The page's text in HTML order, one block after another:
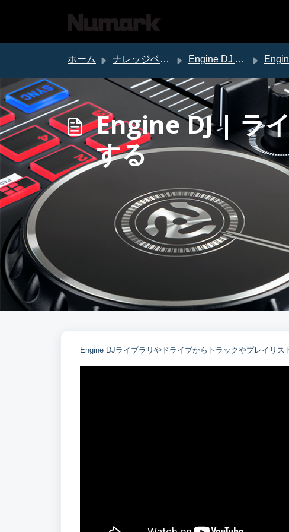
ホーム ナレッジベース Engine DJ サポート Engine DJ |
Engine DJ | ラ
する
Engine DJライブラリやドライブからトラックやプレイリス